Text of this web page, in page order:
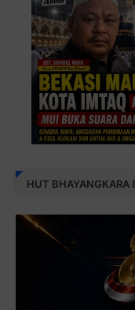
HUT BHAYANGKARA